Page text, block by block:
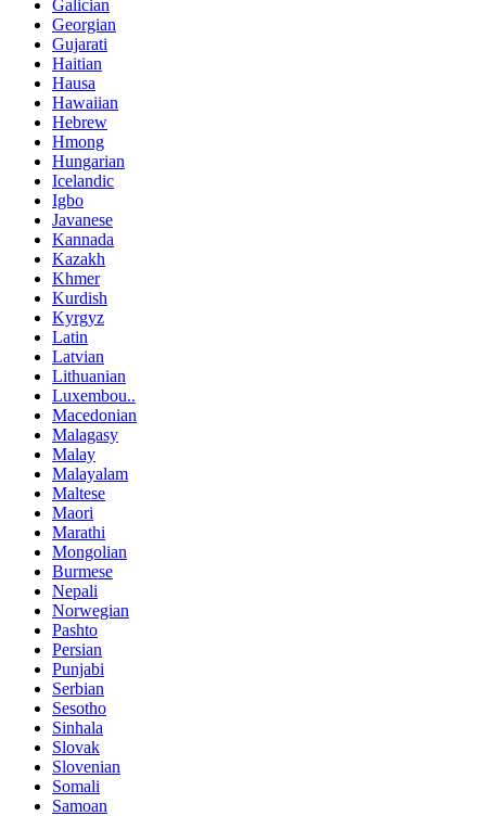
Galician
Georgian
Gujarati
Haitian
Hausa
Hawaiian
Hebrew
Hmong
Hungarian
Icelandic
Igbo
Javanese
Kannada
Kazakh
Khmer
Kurdish
Kyrgyz
Latin
Latvian
Lithuanian
Luxembou..
Macedonian
Malagasy
Malay
Malayalam
Maltese
Maori
Marathi
Mongolian
Burmese
Nepali
Norwegian
Pashto
Persian
Punjabi
Serbian
Sesotho
Sinhala
Slovak
Slovenian
Somali
Samoan